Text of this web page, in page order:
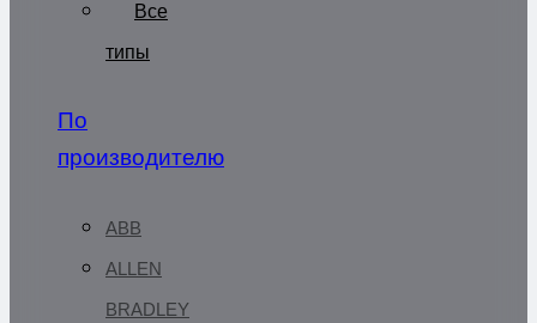
Все
типы
По
производителю
ABB
ALLEN
BRADLEY